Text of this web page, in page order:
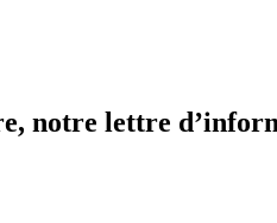
notre lettre